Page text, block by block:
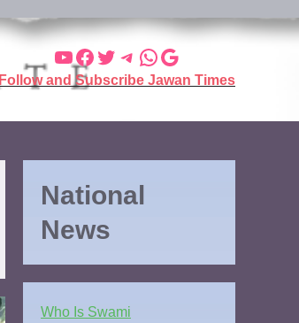
Follow and Subscribe Jawan Times
National
News
Who Is Swami